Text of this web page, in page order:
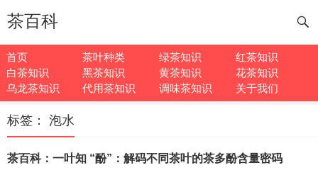
茶百科
首页 茶叶种类 绿茶知识
红茶知识
白茶知识
黑茶知识 黄茶知识
花茶知识
乌龙茶知识
代用茶知识 调味茶知识 关于我们
标签： 泡水
茶百科：一叶知 “酚”：解码不同茶叶的茶多酚含量密码